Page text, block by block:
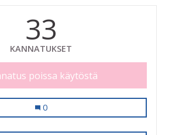
33
KANNATUKSET
poissa käytöstä
Työkalujen lainauspiste
0